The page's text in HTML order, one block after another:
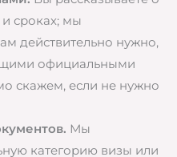
и сроках; мы
действительно нужно,
официальными
скажем, если не нужно
Мы
категорию визы или